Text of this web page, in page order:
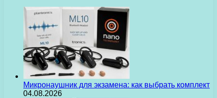
Микронаушник для экзамена: как выбрать комплект
04.08.2026